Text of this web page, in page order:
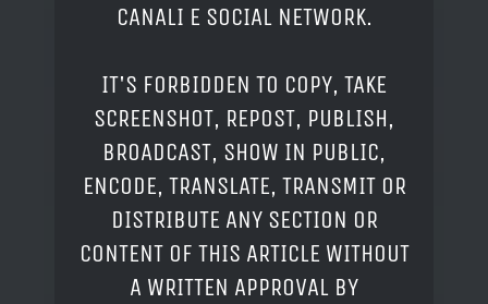
CANALI E SOCIAL NETWORK.
IT'S FORBIDDEN TO COPY, TAKE
SCREENSHOT, REPOST, PUBLISH,
BROADCAST, SHOW IN PUBLIC,
ENCODE, TRANSLATE, TRANSMIT OR
DISTRIBUTE ANY SECTION OR
CONTENT OF THIS ARTICLE WITHOUT
A WRITTEN APPROVAL BY